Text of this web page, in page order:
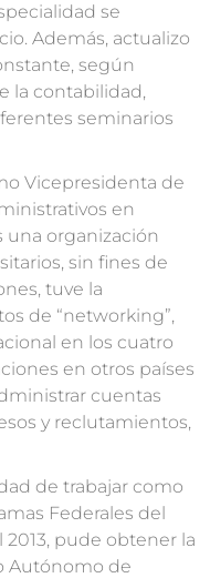
se
Además, actualizo
te, según
la contabilidad,
seminarios
Vicepresidenta de
os en
una organización
sin fines de
tuve la
de “networking”,
en los cuatro
en otros países
cuentas
y reclutamientos,
de trabajar como
Federales del
2013, pude obtener la
Autónomo de